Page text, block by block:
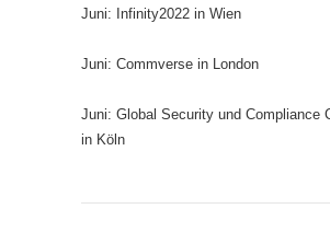
Juni: Infinity2022 in Wien
Juni: Commverse in London
Juni: Global Security und Compliance
in Köln